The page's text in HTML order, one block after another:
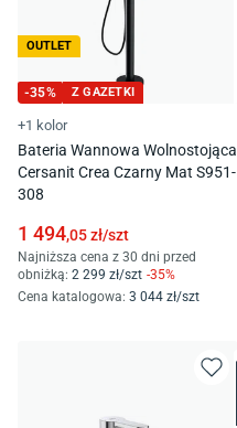
OUTLET
-35% Z GAZETKI
+1 kolor
Bateria Wannowa Wolnostojąca
Cersanit Crea Czarny Mat S951-
308
1 494,05zł/szt
Najniższa cena z 30 dni przed
obniżką: 2 299 zł/szt -35%
Cena katalogowa: 3 044 zł/szt